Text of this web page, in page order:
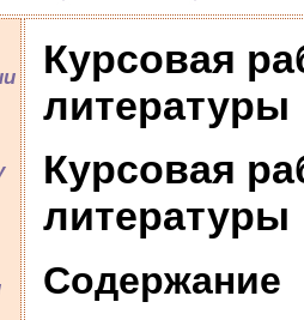
Курсовая
литературы
Курсовая
литературы
Содержание